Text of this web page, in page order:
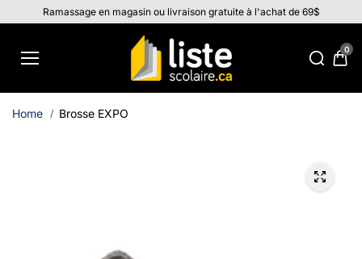
Aller au
contenu
Ramassage en magasin ou livraison gratuite à l'achat de 69$
0
Home Brosse EXPO